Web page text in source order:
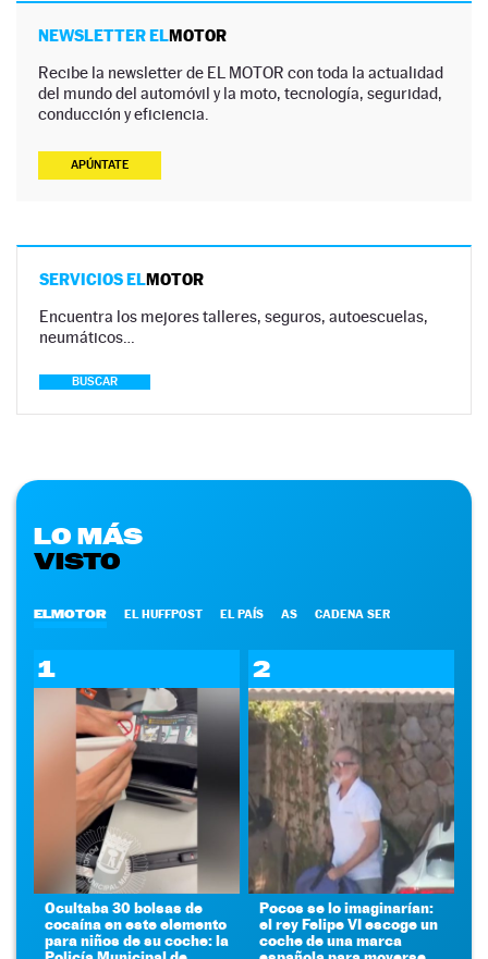
NEWSLETTER ELMOTOR
Recibe la newsletter de EL MOTOR con toda la actualidad
del mundo del automóvil y la moto, tecnología, seguridad,
conducción y eficiencia.
APÚNTATE
SERVICIOS ELMOTOR
Encuentra los mejores talleres, seguros, autoescuelas,
neumáticos…
BUSCAR
LO MÁS
VISTO
ELMOTOR EL HUFFPOST EL PAÍS AS CADENA SER
1
Ocultaba 30 bolsas de
cocaína en este elemento
para niños de su coche: la
2
Pocos se lo imaginarían:
el rey Felipe VI escoge un
coche de una marca